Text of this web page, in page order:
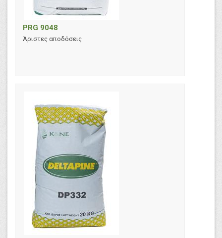
PRG 9048
Άριστες αποδόσεις